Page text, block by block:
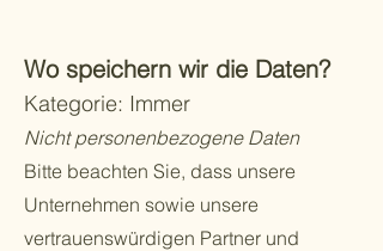
Wo speichern wir die Daten?
Kategorie: Immer
Nicht personenbezogene Daten
Bitte beachten Sie, dass unsere
Unternehmen sowie unsere
vertrauenswürdigen Partner und